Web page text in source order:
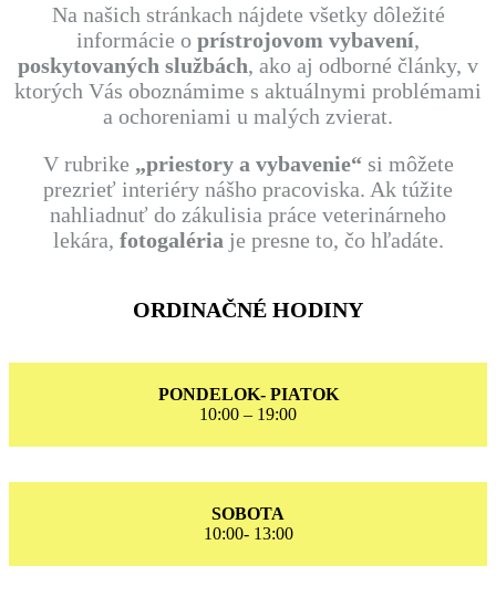
Na našich stránkach nájdete všetky dôležité
informácie o prístrojovom vybavení,
poskytovaných službách, ako aj odborné články, v
ktorých Vás oboznámime s aktuálnymi problémami
a ochoreniami u malých zvierat.
V rubrike „priestory a vybavenie“si môžete
prezrieť interiéry nášho pracoviska. Ak túžite
nahliadnuť do zákulisia práce veterinárneho
lekára, fotogaléria je presne to, čo hľadáte.
ORDINAČNÉ HODINY
PONDELOK- PIATOK
10:00 – 19:00
SOBOTA
10:00- 13:00